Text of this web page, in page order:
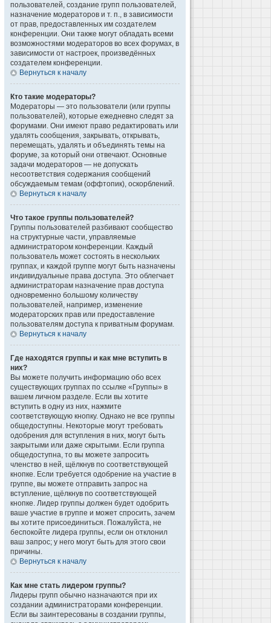
пользователей, создание групп пользователей,
назначение модераторов и т. п., в зависимости
от прав, предоставленных им создателем
конференции. Они также могут обладать всеми
возможностями модераторов во всех форумах, в
зависимости от настроек, произведённых
создателем конференции.
Вернуться к началу
Кто такие модераторы?
Модераторы — это пользователи (или группы
пользователей), которые ежедневно следят за
форумами. Они имеют право редактировать или
удалять сообщения, закрывать, открывать,
перемещать, удалять и объединять темы на
форуме, за который они отвечают. Основные
задачи модераторов — не допускать
несоответствия содержания сообщений
обсуждаемым темам (оффтопик), оскорблений.
Вернуться к началу
Что такое группы пользователей?
Группы пользователей разбивают сообщество
на структурные части, управляемые
администратором конференции. Каждый
пользователь может состоять в нескольких
группах, и каждой группе могут быть назначены
индивидуальные права доступа. Это облегчает
администраторам назначение прав доступа
одновременно большому количеству
пользователей, например, изменение
модераторских прав или предоставление
пользователям доступа к приватным форумам.
Вернуться к началу
Где находятся группы и как мне вступить в
них?
Вы можете получить информацию обо всех
существующих группах по ссылке «Группы» в
вашем личном разделе. Если вы хотите
вступить в одну из них, нажмите
соответствующую кнопку. Однако не все группы
общедоступны. Некоторые могут требовать
одобрения для вступления в них, могут быть
закрытыми или даже скрытыми. Если группа
общедоступна, то вы можете запросить
членство в ней, щёлкнув по соответствующей
кнопке. Если требуется одобрение на участие в
группе, вы можете отправить запрос на
вступление, щёлкнув по соответствующей
кнопке. Лидер группы должен будет одобрить
ваше участие в группе и может спросить, зачем
вы хотите присоединиться. Пожалуйста, не
беспокойте лидера группы, если он отклонил
ваш запрос; у него могут быть для этого свои
причины.
Вернуться к началу
Как мне стать лидером группы?
Лидеры групп обычно назначаются при их
создании администраторами конференции.
Если вы заинтересованы в создании группы,